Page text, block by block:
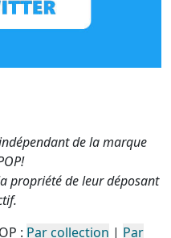
de la marque
propriété de leur déposant
: Par collection | Par